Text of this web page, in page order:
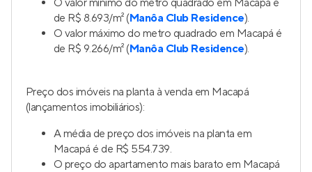
O valor mínimo do metro quadrado em Macapá é
de R$ 8.693/m² (Manôa Club Residence).
O valor máximo do metro quadrado em Macapá é
de R$ 9.266/m² (Manôa Club Residence).
Preço dos imóveis na planta à venda em Macapá
(lançamentos imobiliários):
A média de preço dos imóveis na planta em
Macapá é de R$ 554.739.
O preço do apartamento mais barato em Macapá